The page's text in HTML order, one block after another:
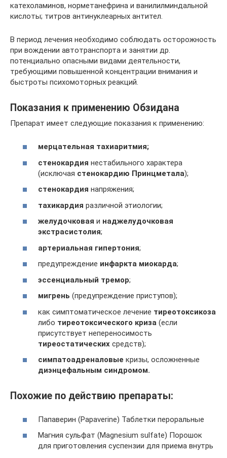
катехоламинов, норметанефрина и ванилилминдальной
кислоты; титров антинуклеарных антител.
В период лечения необходимо соблюдать осторожность
при вождении автотранспорта и занятии др.
потенциально опасными видами деятельности,
требующими повышенной концентрации внимания и
быстроты психомоторных реакций.
Показания к применению Обзидана
Препарат имеет следующие показания к применению:
мерцательная тахиаритмия;
стенокардия нестабильного характера
(исключая стенокардию Принцметала);
стенокардия напряжения;
тахикардия различной этиологии;
желудочковая и наджелудочковая
экстрасистолия;
артериальная гипертония;
предупреждение инфаркта миокарда;
эссенциальный тремор;
мигрень (предупреждение приступов);
как симптоматическое лечение тиреотоксикоза
либо тиреотоксического криза (если
присутствует непереносимость
тиреостатических средств);
симпатоадреналовые кризы, осложненные
диэнцефальным синдромом.
Похожие по действию препараты:
Папаверин (Papaverine) Таблетки пероральные
Магния сульфат (Magnesium sulfate) Порошок
для приготовления суспензии для приема внутрь